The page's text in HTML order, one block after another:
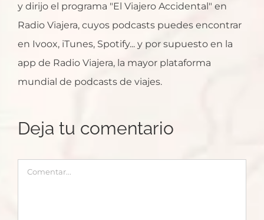
y dirijo el programa "El Viajero Accidental" en
Radio Viajera, cuyos podcasts puedes encontrar
en Ivoox, iTunes, Spotify... y por supuesto en la
app de Radio Viajera, la mayor plataforma
mundial de podcasts de viajes.
Deja tu comentario
Comentar